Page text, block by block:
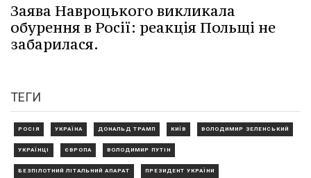
Заява Навроцького викликала
обурення в Росії: реакція Польщі не
забарилася.
ТЕГИ
РОСІЯ УКРАЇНА ДОНАЛЬД ТРАМП КИЇВ ВОЛОДИМИР ЗЕЛЕНСЬКИЙ
УКРАЇНЦІ ЄВРОПА ВОЛОДИМИР ПУТІН
БЕЗПІЛОТНИЙ ЛІТАЛЬНИЙ АПАРАТ ПРЕЗИДЕНТ УКРАЇНИ